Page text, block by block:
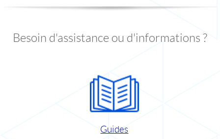
Besoin d'assistance ou d'informations ?
Guides